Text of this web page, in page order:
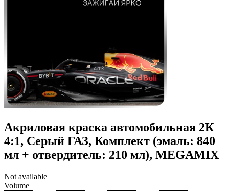
Акриловая краска автомобильная 2К
4:1, Серый ГАЗ, Комплект (эмаль: 840
мл + отвердитель: 210 мл), MEGAMIX
Not available
Volume